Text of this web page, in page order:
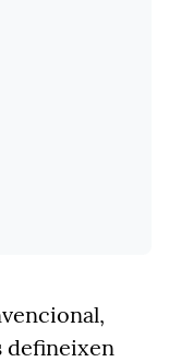
defineixen